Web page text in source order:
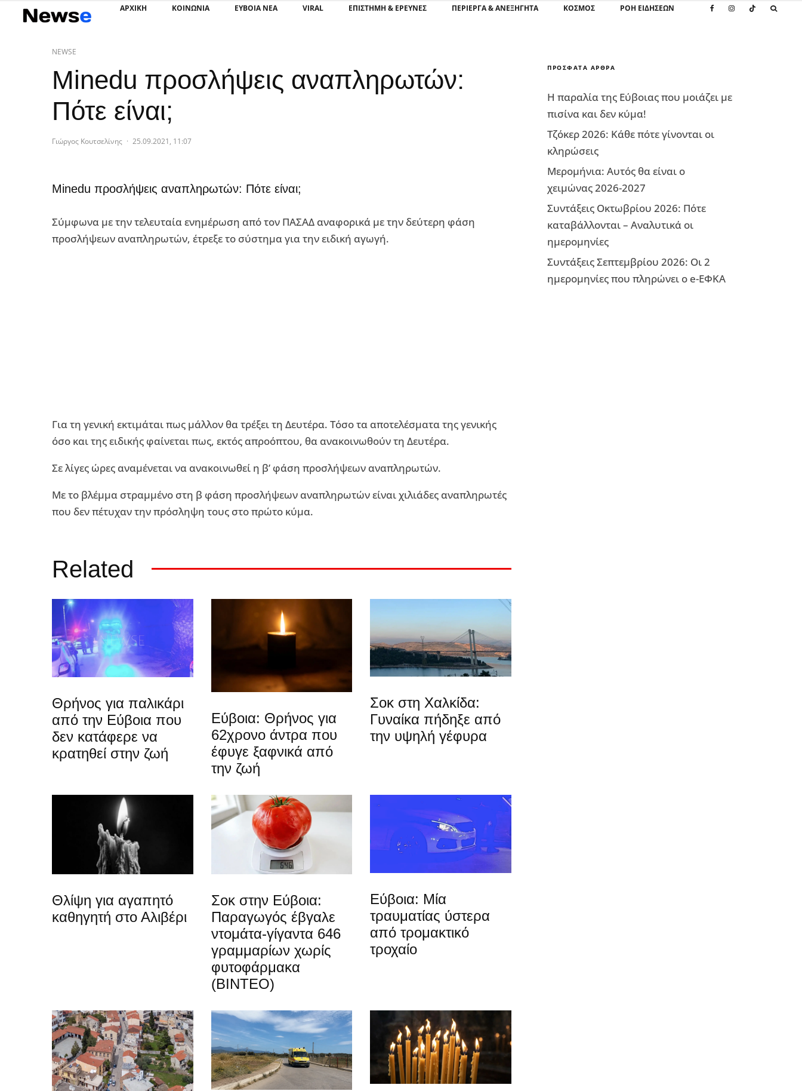
ΑΡΧΙΚΗ ΚΟΙΝΩΝΙΑ ΕΥΒΟΙΑ ΝΕΑ VIRAL ΕΠΙΣΤΉΜΗ & ΈΡΕΥΝΕΣ ΠΕΡΊΕΡΓΑ & ΑΝΕΞΉΓΗΤΑ ΚΌΣΜΟΣ ΡΟΗ ΕΙΔΗΣΕΩΝ
NEWSE
Minedu προσλήψεις αναπληρωτών:
Πότε είναι;
Γιώργος Κουτσελίνης · 25.09.2021, 11:07
Minedu προσλήψεις αναπληρωτών: Πότε είναι;
Σύμφωνα με την τελευταία ενημέρωση από τον ΠΑΣΑΔ αναφορικά με την δεύτερη φάση
προσλήψεων αναπληρωτών, έτρεξε το σύστημα για την ειδική αγωγή.
Για τη γενική εκτιμάται πως μάλλον θα τρέξει τη Δευτέρα. Τόσο τα αποτελέσματα της γενικής
όσο και της ειδικής φαίνεται πως, εκτός απροόπτου, θα ανακοινωθούν τη Δευτέρα.
Σε λίγες ώρες αναμένεται να ανακοινωθεί η β’ φάση προσλήψεων αναπληρωτών.
Με το βλέμμα στραμμένο στη β φάση προσλήψεων αναπληρωτών είναι χιλιάδες αναπληρωτές
που δεν πέτυχαν την πρόσληψη τους στο πρώτο κύμα.
Related
Θρήνος για παλικάρι
από την Εύβοια που
δεν κατάφερε να
κρατηθεί στην ζωή
Εύβοια: Θρήνος για
62χρονο άντρα που
έφυγε ξαφνικά από
την ζωή
Σοκ στη Χαλκίδα:
Γυναίκα πήδηξε από
την υψηλή γέφυρα
Θλίψη για αγαπητό
καθηγητή στο Αλιβέρι
Σοκ στην Εύβοια:
Παραγωγός έβγαλε
ντομάτα-γίγαντα 646
γραμμαρίων χωρίς
φυτοφάρμακα
(ΒΙΝΤΕΟ)
Εύβοια: Μία
τραυματίας ύστερα
από τρομακτικό
τροχαίο
ΠΡΌΣΦΑΤΑ ΆΡΘΡΑ
Η παραλία της Εύβοιας που μοιάζει με
πισίνα και δεν κύμα!
Τζόκερ 2026: Κάθε πότε γίνονται οι
κληρώσεις
Μερομήνια: Αυτός θα είναι ο
χειμώνας 2026-2027
Συντάξεις Οκτωβρίου 2026: Πότε
καταβάλλονται – Αναλυτικά οι
ημερομηνίες
Συντάξεις Σεπτεμβρίου 2026: Οι 2
ημερομηνίες που πληρώνει ο e-ΕΦΚΑ